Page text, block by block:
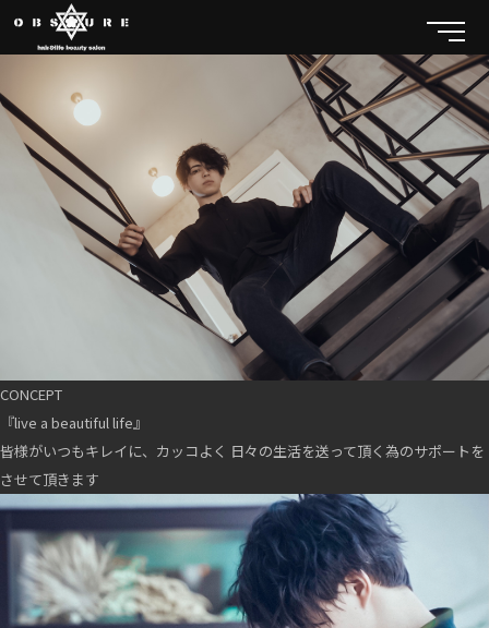
CONCEPT
『live a beautiful life』
皆様がいつもキレイに、カッコよく 日々の生活を送って頂く為のサポートを
させて頂きます